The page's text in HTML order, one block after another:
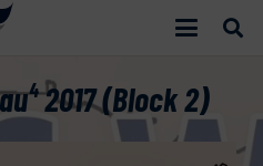
2017 (Block 2)